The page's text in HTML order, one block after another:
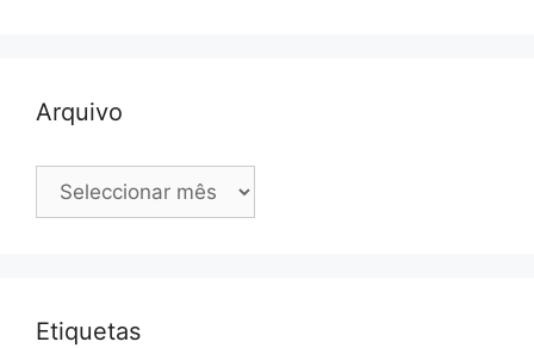
Arquivo
Arquivo
Etiquetas